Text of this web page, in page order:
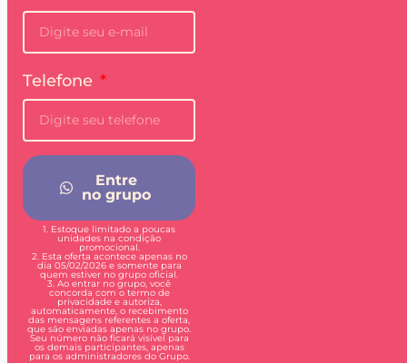
Telefone
Entre
no grupo
1. Estoque limitado a poucas
unidades na condição
promocional.
2. Esta oferta acontece apenas no
dia 05/02/2026 e somente para
quem estiver no grupo oficial.
3. Ao entrar no grupo, você
concorda com o termo de
privacidade e autoriza,
automaticamente, o recebimento
das mensagens referentes a oferta,
que são enviadas apenas no grupo.
Seu número não ficará visível para
os demais participantes, apenas
para os administradores do Grupo.